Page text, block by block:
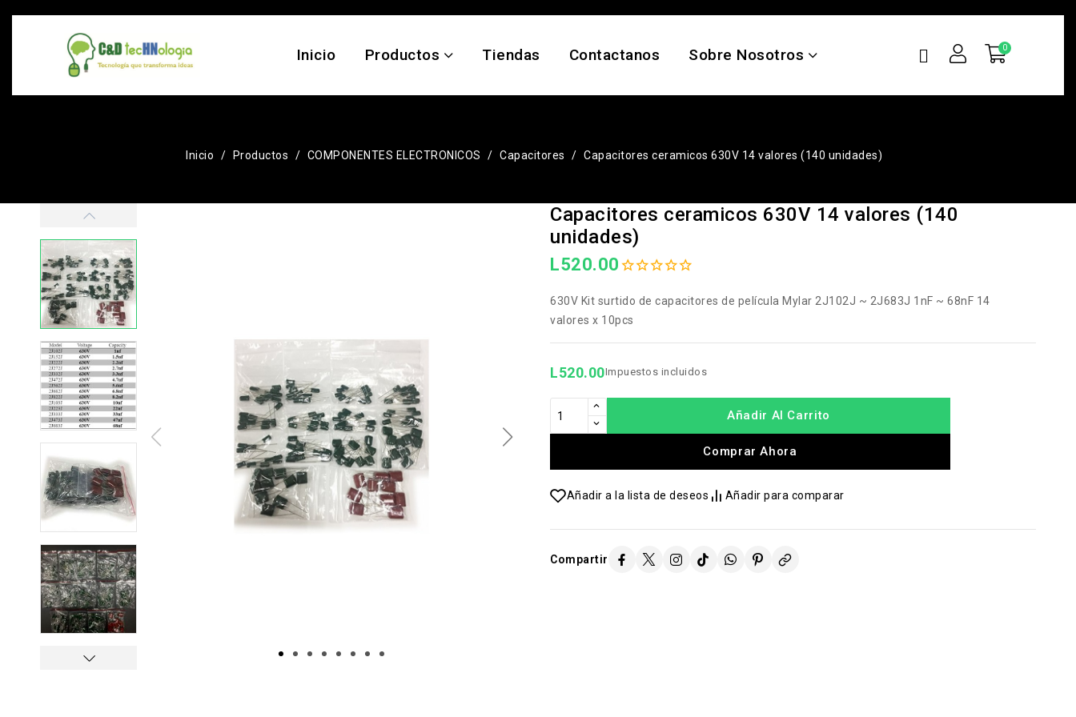
Inicio Productos Tiendas Contactanos Sobre Nosotros
Inicio Productos COMPONENTES ELECTRONICOS Capacitores Capacitores ceramicos 630V 14 valores (140 unidades)
Capacitores ceramicos 630V 14 valores (140
unidades)
L520.00
630V Kit surtido de capacitores de película Mylar 2J102J ~ 2J683J 1nF ~ 68nF 14
valores x 10pcs
L520.00Impuestos incluidos
Añadir Al Carrito
Comprar Ahora
Añadir a la lista de deseos Añadir para comparar
Compartir